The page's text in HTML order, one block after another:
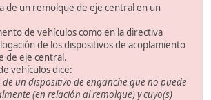
de un remolque de eje central en un
de vehículos como en la directiva
de los dispositivos de acoplamiento
de eje central.
vehículos dice:
un dispositivo de enganche que no puede
(en relación al remolque) y cuyo(s)